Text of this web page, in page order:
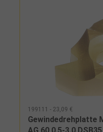
199111 - 23,09 €
Gewindedrehplatte